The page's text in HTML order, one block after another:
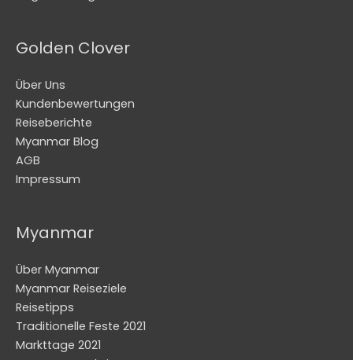
Golden Clover
Über Uns
Kundenbewertungen
Reiseberichte
Myanmar Blog
AGB
Impressum
Myanmar
Über Myanmar
Myanmar Reiseziele
Reisetipps
Traditionelle Feste 2021
Markttage 2021